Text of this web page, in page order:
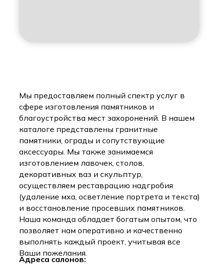
Мы предоставляем полный спектр услуг в
сфере изготовления памятников и
благоустройства мест захоронений. В нашем
каталоге представлены гранитные
памятники, ограды и сопутствующие
аксессуары. Мы также занимаемся
изготовлением лавочек, столов,
декоративных ваз и скульптур,
осуществляем реставрацию надгробия
(удаление мха, осветление портрета и текста)
и восстановление просевших памятников.
Наша команда обладает богатым опытом, что
позволяет нам оперативно и качественно
выполнять каждый проект, учитывая все
Ваши пожелания.
Адреса салонов: